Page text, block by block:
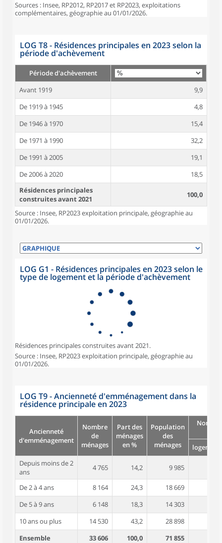
Sources : Insee, RP2012, RP2017 et RP2023, exploitations
complémentaires, géographie au 01/01/2026.
LOG T8 - Résidences principales en 2023 selon la
période d'achèvement
Période d'achèvement
Avant 1919
9,9
De 1919 à 1945
4,8
De 1946 à 1970
15,4
De 1971 à 1990
32,2
De 1991 à 2005
19,1
De 2006 à 2020
18,5
Résidences principales
construites avant 2021
100,0
Source : Insee, RP2023 exploitation principale, géographie au
01/01/2026.
LOG G1 - Résidences principales en 2023 selon le
type de logement et la période d'achèvement
Résidences principales construites avant 2021.
Source : Insee, RP2023 exploitation principale, géographie au
01/01/2026.
LOG T9 - Ancienneté d'emménagement dans la
résidence principale en 2023
Ancienneté
d'emménagement
Nombre
de
ménages
Part des
ménages
en %
Population
des
ménages
logement
Depuis moins de 2
ans
4 765 14,2 9 985
De 2 à 4 ans 8 164 24,3 18 669
De 5 à 9 ans
6 148 18,3 14 303
10 ans ou plus
14 530 43,2 28 898
Ensemble
33 606 100,0 71 855